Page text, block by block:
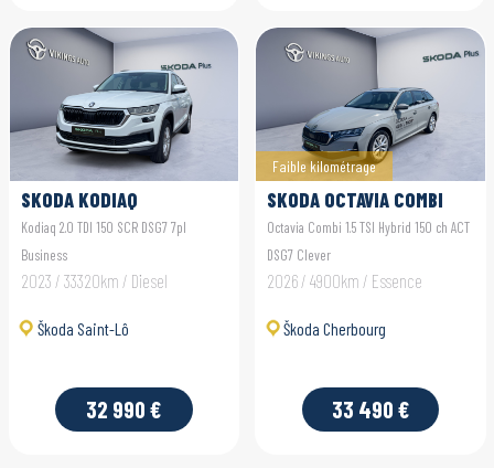
SKODA KODIAQ
Kodiaq 2.0 TDI 150 SCR DSG7 7pl
Business
2023 / 33320km / Diesel
Škoda Saint-Lô
32 990 €
Faible kilométrage
SKODA OCTAVIA COMBI
Octavia Combi 1.5 TSI Hybrid 150 ch ACT
DSG7 Clever
2026 / 4900km / Essence
Škoda Cherbourg
33 490 €